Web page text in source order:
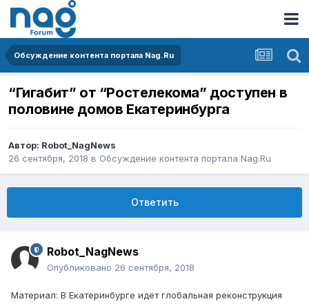
Обсуждение контента портала Nag.Ru
“Гигабит” от “Ростелекома” доступен в
половине домов Екатеринбурга
Автор: Robot_NagNews
26 сентября, 2018 в Обсуждение контента портала Nag.Ru
Ответить
Robot_NagNews
Опубликовано 26 сентября, 2018
Материал: В Екатеринбурге идёт глобальная реконструкция